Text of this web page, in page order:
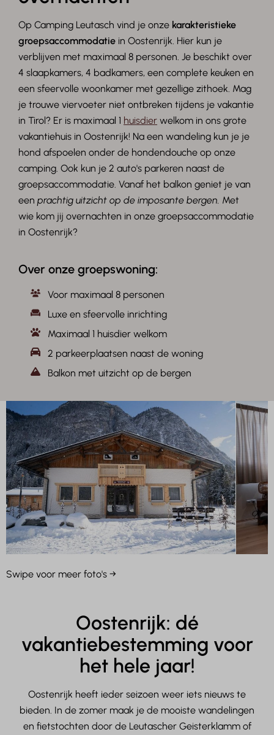
Op Camping Leutasch vind je onze karakteristieke
groepsaccommodatie in Oostenrijk. Hier kun je
verblijven met maximaal 8 personen. Je beschikt over
4 slaapkamers, 4 badkamers, een complete keuken en
een sfeervolle woonkamer met gezellige zithoek. Mag
je trouwe viervoeter niet ontbreken tijdens je vakantie
in Tirol? Er is maximaal 1 huisdier welkom in ons grote
vakantiehuis in Oostenrijk! Na een wandeling kun je je
hond afspoelen onder de hondendouche op onze
camping. Ook kun je 2 auto's parkeren naast de
groepsaccommodatie. Vanaf het balkon geniet je van
eenprachtig uitzicht op de imposante bergen. Met
wie kom jij overnachten in onze groepsaccommodatie
in Oostenrijk?
Over onze groepswoning:
Voor maximaal 8 personen
Luxe en sfeervolle inrichting
Maximaal 1 huisdier welkom
2 parkeerplaatsen naast de woning
Balkon met uitzicht op de bergen
Swipe voor meer foto's →
Oostenrijk: dé
vakantiebestemming voor
het hele jaar!
Oostenrijk heeft ieder seizoen weer iets nieuws te
bieden. In de zomer maak je de mooiste wandelingen
en fietstochten door de Leutascher Geisterklamm of